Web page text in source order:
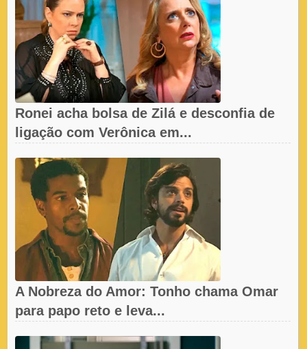
Ronei acha bolsa de Zilá e desconfia de
ligação com Verônica em...
A Nobreza do Amor: Tonho chama Omar
para papo reto e leva...